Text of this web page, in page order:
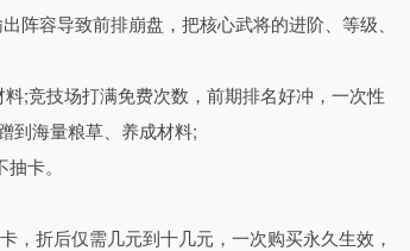
布阵 + 战中操控” 双维度策略体系。战前玩家可自
兵种克制、阵营羁绊、神将技能特性，定制专属作
术，哪怕战力低于对手，也能通过精妙布局实现逆
玩】
玩门槛，内置全自动挂机系统，离线也能持续产出
无需熬夜爆肝守着游戏刷本。
阵容导致前排崩盘，把核心武将的进阶、等级、
;竞技场打满免费次数，前期排名好冲，一次性
到海量粮草、养成材料;
卡。
，折后仅需几元到十几元，一次购买永久生效，